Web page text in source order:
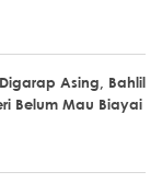
Asing, Bahlil
Belum Mau Biayai